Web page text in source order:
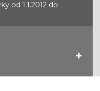
od 1.1.2012 do